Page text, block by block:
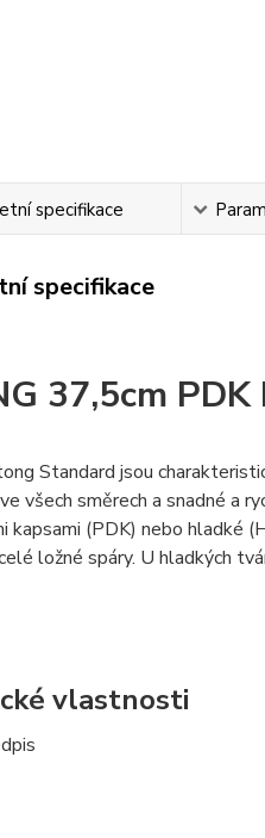
specifikace
specifikace
37,5cm
Standard jsou
všech směrech a snadné a
kapsami (PDK) nebo hladké
ložné spáry. U hladkých
vlastnosti